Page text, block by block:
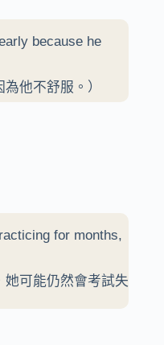
because he
他不舒服。）
for months,
她可能仍然會考試失